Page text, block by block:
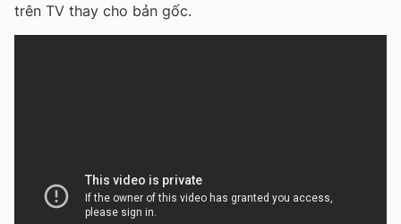
trên TV thay cho bản gốc.